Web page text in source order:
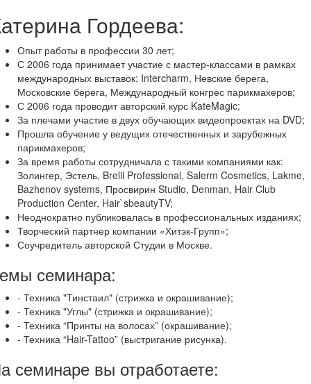
Гордеева:
Опыт работы в профессии 30 лет;
С 2006 года принимает участие с мастер-классами в рамках
международных выставок: Intercharm, Невские берега,
Московские берега, Международный конгрес парикмахеров;
С 2006 года проводит авторский курс KateMagic;
За плечами участие в двух обучающих видеопроектах на DVD;
Прошла обучение у ведущих отечественных и зарубежных
парикмахеров;
За время работы сотрудничала с такими компаниями как:
Золингер, Эстель, Brelil Professional, Salerm Cosmetics, Lakme,
Bazhenov systems, Просвирин Studio, Denman, Hair Club
Production Center, Hair`sbeautyTV;
Неоднократно публиковалась в профессиональных изданиях;
Творческий партнер компании «Хитэк-Групп»;
Соучредитель авторской Студии в Москве.
семинара:
- Техника "Тинстаил" (стрижка и окрашивание);
- Техника "Углы" (стрижка и окрашивание);
- Техника “Принты на волосах” (окрашивание);
- Техника “Hair-Tattoo” (выстригание рисунка).
семинаре вы отработаете: